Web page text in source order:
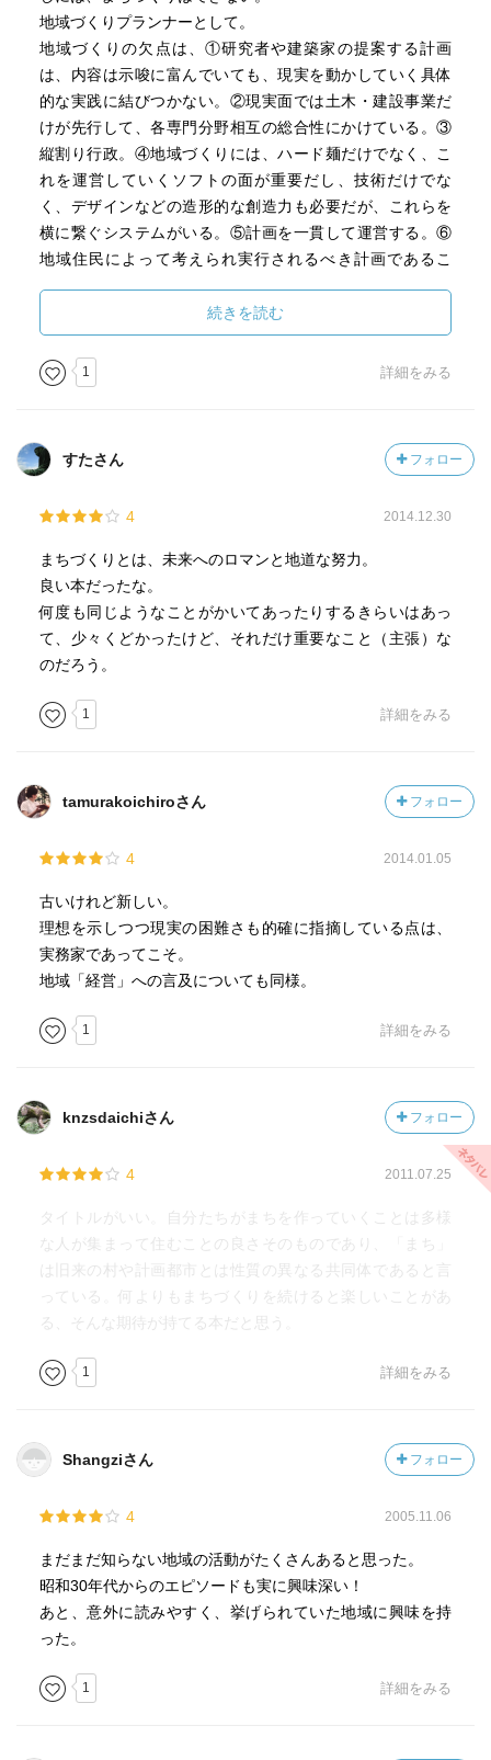
地域づくりプランナーとして。
地域づくりの欠点は、①研究者や建築家の提案する計画
は、内容は示唆に富んでいても、現実を動かしていく具体
的な実践に結びつかない。②現実面では土木・建設事業だ
けが先行して、各専門分野相互の総合性にかけている。③
縦割り行政。④地域づくりには、ハード麺だけでなく、こ
れを運営していくソフトの面が重要だし、技術だけでな
く、デザインなどの造形的な創造力も必要だが、これらを
横に繋ぐシステムがいる。⑤計画を一貫して運営する。⑥
地域住民によって考えられ実行されるべき計画であるこ
自治体や市民の役割を明確にして、地域的な個性や魅力を
高め、土地利用や開発についてもっと合理的なルールが存
在すべきこと、都市づくりには戦略性と総合的実践力が必
要。そのシステムを作り人を育てる。
市づくり」市民が作る横浜の未来。新しいまちづくり。
町、街ではなく、ひらがなのまち。都市づくり、地域づく
しがあるが、まちづくりなのだ。
まちは、誰か他人がつくって行くもので、住民が受動的に
住まわせてもらっているというニュアンスが強かった。住
民は、自分自身の問題として関わりを持ち、まちをつくる
責任がある。
は、まちづくりは切実な自分達の問題としてとらえる。
20世紀は、科学技術の時代、国際化の時代、情報化の時
市化の時代から、都市の時代の入り口に立っている。
都市化の時代は、人間を便利さを与えたが、また人間に強
生活を持ち込み、生活様式も都市化した。
人間が人間らしく生き生きと暮らしていける街づくりが求
められている。
都市現象とは、①食糧、エネルギーなどの生活を支える必
需物資を自給自足できない。農村も同じ問題を抱えてい
である。都市は解放性を持っている。③都市は、資質の
人々による共同生活集団である。異質性や多様性を許容し
まざまな共同生活手段がいる。⑤都市は、全体の共同性の
仕組みや共同体が見えなくなっている。農村は自然サイク
見えなくなっていることで、煩わしさがなくなるのが都市
単位ではなく、身近な血の通った心情的単位。身近な街を
認識することによって初めて自分としての取り組む糸口が
まちという共同の場。つくる対象として、モノづくり、シ
ゴトづくり、クラシづくり、シクミづくり、ルールづく
と、機能づくり、個性づくり、魅力づくり、活力づくり、
意識づくり、イメージづくりとなる。まちづくりの目標と
して、安全性、保健性、利便性、アニメティとなる。部分
のまちを積み重ねて、全体的なまちを作る。
かによって、全体が作れるようになる。
まちづくりの基本理念は、トータルの理念、システムの理
続きを読む
1 詳細をみる
すたさん フォロー
4 2014.12.30
まちづくりとは、未来へのロマンと地道な努力。
良い本だったな。
何度も同じようなことがかいてあったりするきらいはあっ
て、少々くどかったけど、それだけ重要なこと（主張）な
のだろう。
1 詳細をみる
tamurakoichiroさん フォロー
4 2014.01.05
古いけれど新しい。
理想を示しつつ現実の困難さも的確に指摘している点は、
実務家であってこそ。
地域「経営」への言及についても同様。
1 詳細をみる
knzsdaichiさん フォロー
4 2011.07.25
タイトルがいい。自分たちがまちを作っていくことは多様
な人が集まって住むことの良さそのものであり、「まち」
は旧来の村や計画都市とは性質の異なる共同体であると言
っている。何よりもまちづくりを続けると楽しいことがあ
る、そんな期待が持てる本だと思う。
1 詳細をみる
Shangziさん フォロー
4 2005.11.06
まだまだ知らない地域の活動がたくさんあると思った。
昭和30年代からのエピソードも実に興味深い！
あと、意外に読みやすく、挙げられていた地域に興味を持
った。
1 詳細をみる